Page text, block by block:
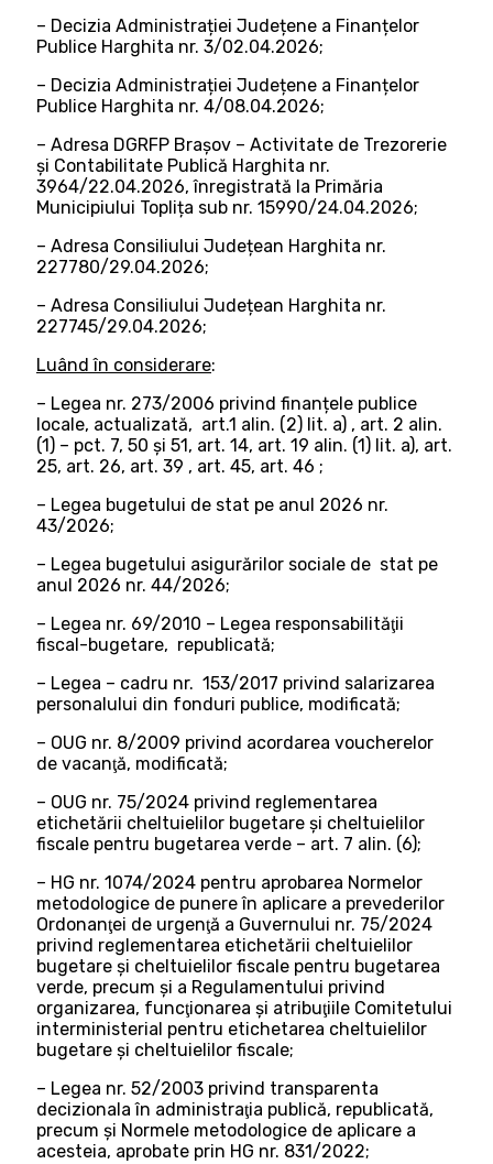
– Decizia Administrației Județene a Finanțelor
Publice Harghita nr. 3/02.04.2026;
– Decizia Administrației Județene a Finanțelor
Publice Harghita nr. 4/08.04.2026;
– Adresa DGRFP Brașov – Activitate de Trezorerie
și Contabilitate Publică Harghita nr.
3964/22.04.2026, înregistrată la Primăria
Municipiului Toplița sub nr. 15990/24.04.2026;
– Adresa Consiliului Județean Harghita nr.
227780/29.04.2026;
– Adresa Consiliului Județean Harghita nr.
227745/29.04.2026;
Luând în considerare:
– Legea nr. 273/2006 privind finanțele publice
locale, actualizată, art.1 alin. (2) lit. a) , art. 2 alin.
(1) – pct. 7, 50 şi 51, art. 14, art. 19 alin. (1) lit. a), art.
25, art. 26, art. 39 , art. 45, art. 46 ;
– Legea bugetului de stat pe anul 2026 nr.
43/2026;
– Legea bugetului asigurărilor sociale de stat pe
anul 2026 nr. 44/2026;
– Legea nr. 69/2010 – Legea responsabilităţii
fiscal-bugetare, republicată;
– Legea – cadru nr. 153/2017 privind salarizarea
personalului din fonduri publice, modificată;
– OUG nr. 8/2009 privind acordarea voucherelor
de vacanţă, modificată;
– OUG nr. 75/2024 privind reglementarea
etichetării cheltuielilor bugetare şi cheltuielilor
fiscale pentru bugetarea verde – art. 7 alin. (6);
– HG nr. 1074/2024 pentru aprobarea Normelor
metodologice de punere în aplicare a prevederilor
Ordonanţei de urgenţă a Guvernului nr. 75/2024
privind reglementarea etichetării cheltuielilor
bugetare şi cheltuielilor fiscale pentru bugetarea
verde, precum şi a Regulamentului privind
organizarea, funcţionarea şi atribuţiile Comitetului
interministerial pentru etichetarea cheltuielilor
bugetare şi cheltuielilor fiscale;
– Legea nr. 52/2003 privind transparenta
decizionala în administraţia publică, republicată,
precum și Normele metodologice de aplicare a
acesteia, aprobate prin HG nr. 831/2022;